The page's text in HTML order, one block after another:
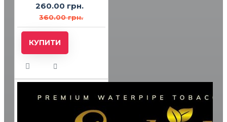
260.00 грн.
360.00 грн.
КУПИТИ